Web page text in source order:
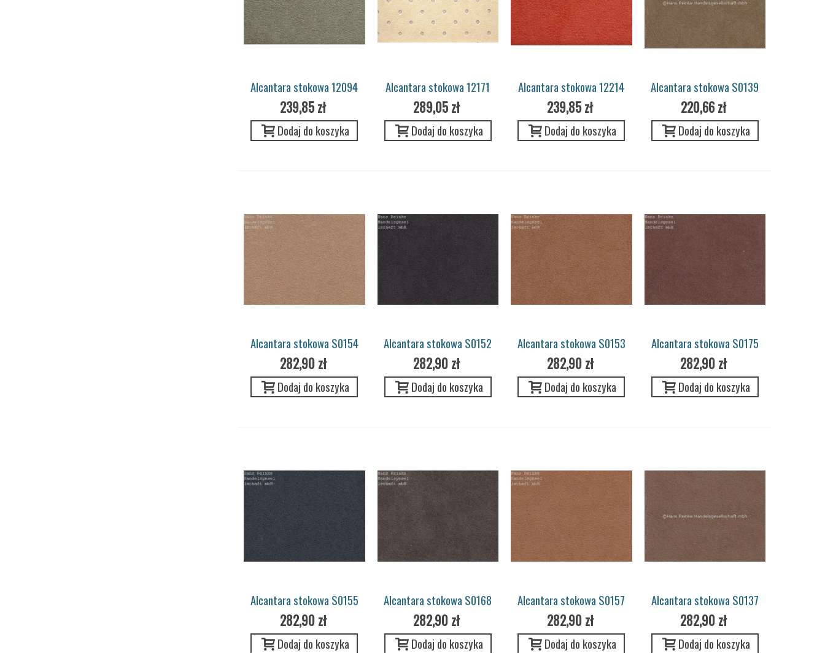
Alcantara stokowa 12094
GRAU (Volvo)
239,85 zł
Dodaj do koszyka
Alcantara stokowa 12171
BEIGE (citroen c4)
289,05 zł
Dodaj do koszyka
Alcantara stokowa 12214
ORANGE (honda)
239,85 zł
Dodaj do koszyka
Alcantara stokowa S0139
messingbeige Pannel
220,66 zł
Dodaj do koszyka
Alcantara stokowa S0154
Luxorbeige Pannel Porsche
282,90 zł
Dodaj do koszyka
Alcantara stokowa S0152
espresso Pannel Porsche
282,90 zł
Dodaj do koszyka
Alcantara stokowa S0153
cognac Pannel Porsche
282,90 zł
Dodaj do koszyka
Alcantara stokowa S0175
criollobraun Pannel
282,90 zł
Dodaj do koszyka
Alcantara stokowa S0155
yachtingblau Pannel
Porsche
282,90 zł
Dodaj do koszyka
Alcantara stokowa S0168
sattelbraun Pannel
Porsche
282,90 zł
Dodaj do koszyka
Alcantara stokowa S0157
cognac Pannel Porsche
282,90 zł
Dodaj do koszyka
Alcantara stokowa S0137
cashmere Pannel
282,90 zł
Dodaj do koszyka